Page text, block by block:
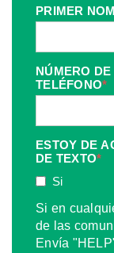
PRIMER
NÚMERO DE
TELÉFONO*
ESTOY DE
DE TEXTO*
Si
Si en
de las
Envía